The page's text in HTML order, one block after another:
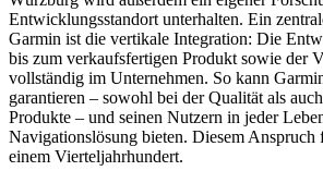
Entwicklungsstandort unterhalten. Ein
Garmin ist die vertikale Integration: Die
bis zum verkaufsfertigen Produkt sowie der
vollständig im Unternehmen. So kann
garantieren – sowohl bei der Qualität als
Produkte – und seinen Nutzern in jeder
Navigationslösung bieten. Diesem
einem Vierteljahrhundert.